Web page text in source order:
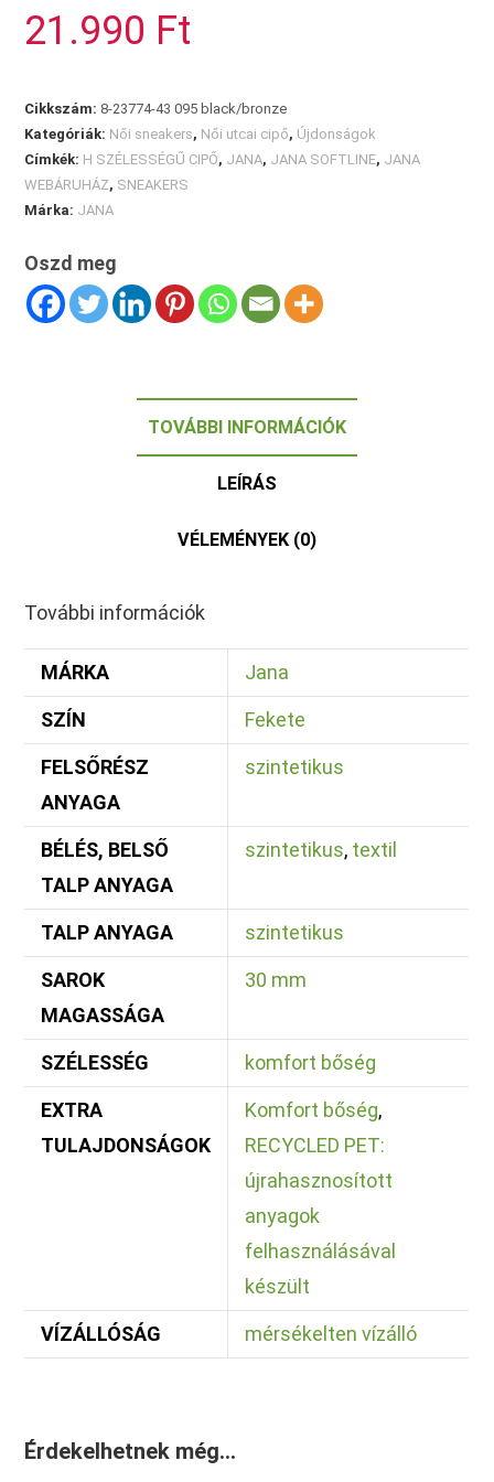
21.990 Ft
Cikkszám: 8-23774-43 095 black/bronze
Kategóriák: Női sneakers, Női utcai cipő, Újdonságok
Címkék: H SZÉLESSÉGŰ CIPŐ, JANA, JANA SOFTLINE, JANA
WEBÁRUHÁZ, SNEAKERS
Márka: JANA
Oszd meg
TOVÁBBI INFORMÁCIÓK
LEÍRÁS
VÉLEMÉNYEK (0)
További információk
MÁRKA Jana
SZÍN Fekete
FELSŐRÉSZ
ANYAGA
szintetikus
BÉLÉS, BELSŐ
TALP ANYAGA
szintetikus, textil
TALP ANYAGA szintetikus
SAROK
MAGASSÁGA
30 mm
SZÉLESSÉG komfort bőség
EXTRA
TULAJDONSÁGOK
Komfort bőség,
RECYCLED PET:
újrahasznosított
anyagok
felhasználásával
készült
VÍZÁLLÓSÁG mérsékelten vízálló
Érdekelhetnek még…